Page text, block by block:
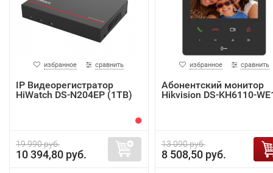
избранное сравнить
IP Видеорегистратор
HiWatch DS-N204EP (1TB)
19 990 руб.
10 394,80 руб.
избранное сравнить
Абонентский монитор
Hikvision DS-KH6110-
13 090 руб.
8 508,50 руб.